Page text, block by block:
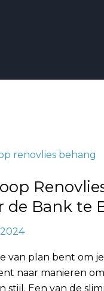
de Bank te
van plan bent om
naar manieren
stijl. Een van de